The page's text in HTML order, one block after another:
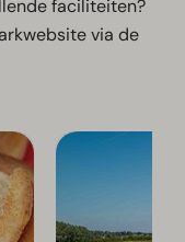
faciliteiten?
via de